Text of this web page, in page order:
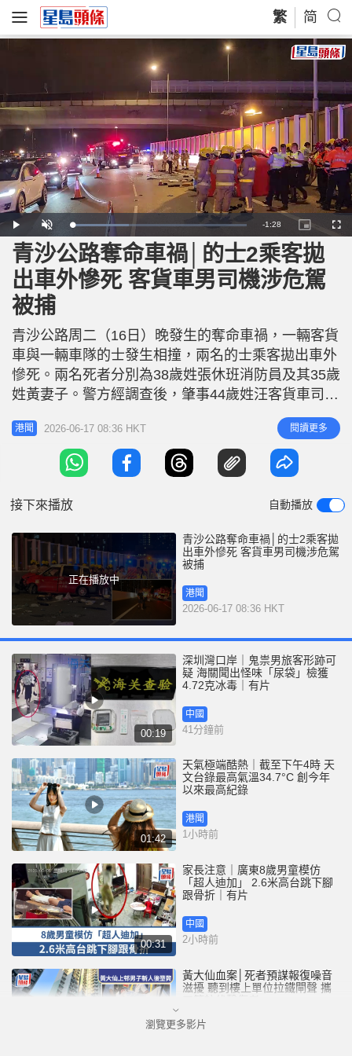
繁 简
P
l
a
y
U
n
m
u
t
L
o
a
d
e
:
3
2
R
e
m
n
i
n
-1:28
P
i
c
t
u
r
e
i
c
t
r
e
F
u
青沙公路奪命車禍│的士2乘客拋
出車外慘死 客貨車男司機涉危駕
被捕
青沙公路周二（16日）晚發生的奪命車禍，一輛客貨
車與一輛車隊的士發生相撞，兩名的士乘客拋出車外
慘死。兩名死者分別為38歲姓張休班消防員及其35歲
姓黃妻子。警方經調查後，肇事44歲姓汪客貨車司機
涉嫌危險駕駛引致他人死亡被捕，現正被扣留調查。
相關新聞：有片｜青沙公路客貨車疑跣胎 的士捱撞
翻滾數圈 兩乘客拋出車外當場死亡 相關新聞:青沙公
路奪命車禍兩死者為夫妻關係 男為休班消防員 隸屬
港聞 2026-06-17 08:36 HKT 閱讀更多
接下來播放 自動播放
正在播放中
青沙公路奪命車禍│的士2乘客拋
出車外慘死 客貨車男司機涉危駕
被捕
港聞
2026-06-17 08:36 HKT
00:19
深圳灣口岸｜鬼祟男旅客形跡可
疑 海關聞出怪味「尿袋」檢獲
4.72克冰毒｜有片
中國
41分鐘前
01:42
天氣極端酷熱｜截至下午4時 天
文台錄最高氣溫34.7°C 創今年
以來最高紀錄
港聞
1小時前
00:31
家長注意｜廣東8歲男童模仿
「超人迪加」 2.6米高台跳下腳
跟骨折｜有片
中國
2小時前
黃大仙血案│死者預謀報復噪音
滋擾 聽到樓上單位拉鐵閘聲 攜
港聞
瀏覽更多影片